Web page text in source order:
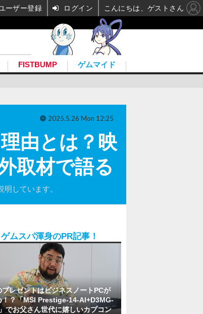
FISTBUMP ゲムマイド
由とは？映
取材で語る
しています。
2025.5.26 Mon 12:25
ゲムスパ渾身のPR記事！
プレゼントはビジネスノートPCが
！？「MSI Prestige-14-AI+D3MG-
でお父さん世代に嬉しいカプコン
ーザー登録 ログイン こんにちは、ゲストさん